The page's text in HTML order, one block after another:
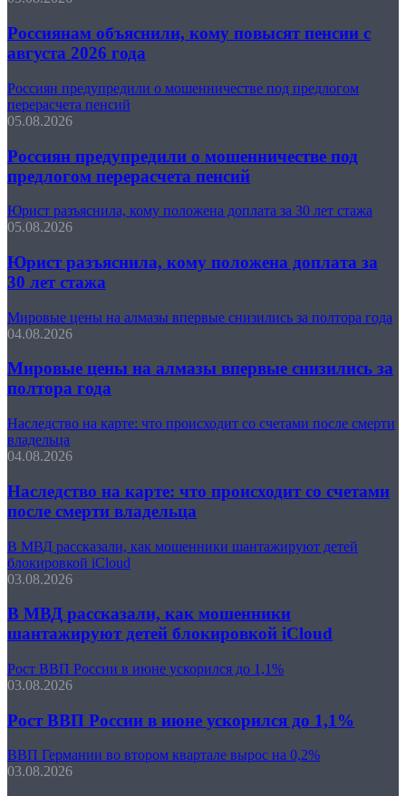
Россиянам объяснили, кому повысят пенсии с
августа 2026 года
Россиян предупредили о мошенничестве под предлогом
перерасчета пенсий
05.08.2026
Россиян предупредили о мошенничестве под
предлогом перерасчета пенсий
Юрист разъяснила, кому положена доплата за 30 лет стажа
05.08.2026
Юрист разъяснила, кому положена доплата за
30 лет стажа
Мировые цены на алмазы впервые снизились за полтора года
04.08.2026
Мировые цены на алмазы впервые снизились за
полтора года
Наследство на карте: что происходит со счетами после смерти
владельца
04.08.2026
Наследство на карте: что происходит со счетами
после смерти владельца
В МВД рассказали, как мошенники шантажируют детей
блокировкой iCloud
03.08.2026
В МВД рассказали, как мошенники
шантажируют детей блокировкой iCloud
Рост ВВП России в июне ускорился до 1,1%
03.08.2026
Рост ВВП России в июне ускорился до 1,1%
ВВП Германии во втором квартале вырос на 0,2%
03.08.2026